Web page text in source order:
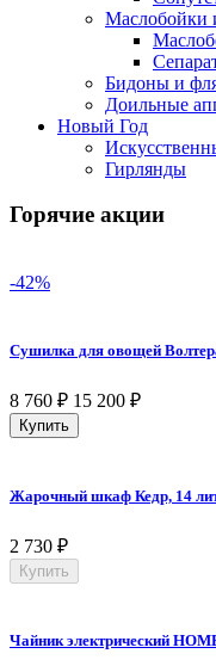
Маслобойки
Бидоны и
Доильные
Новый Год
Гирлянды
Горячие акции
-42%
Сушилка для овощей
8 760 ₽ 15 200 ₽
Купить
Жарочный шкаф Кедр, 14
2 730 ₽
Купить
Чайник электрический